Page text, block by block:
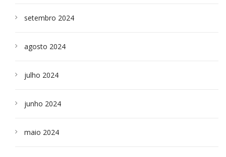
setembro 2024
agosto 2024
julho 2024
junho 2024
maio 2024